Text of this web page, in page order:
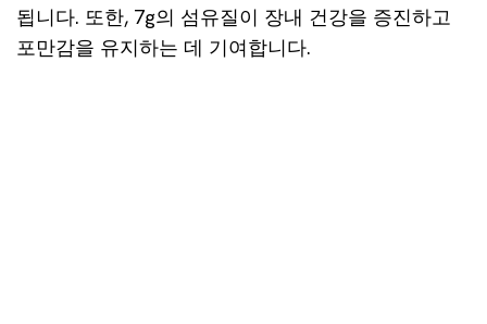
됩니다. 또한, 7g의 섬유질이 장내 건강을 증진하고
포만감을 유지하는 데 기여합니다.